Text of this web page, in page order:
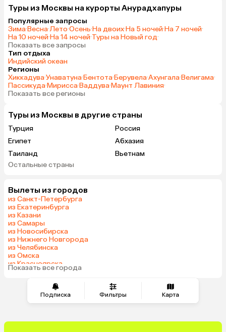
Подписка Фильтры Карта
Туры из Москвы на курорты Анурадхапуры
Популярные запросы
Зима·Весна·Лето·Осень·На двоих·На 5 ночей·На 7 ночей·
На 10 ночей·На 14 ночей·Туры на Новый год·
Показать все запросы
Тип отдыха
Индийский океан
Регионы
Хиккадува·Унаватуна·Бентота·Берувела·Ахунгала·Велигама·
Пассикуда·Мирисса·Ваддува·Маунт Лавиния·
Показать все регионы
Туры из Москвы в другие страны
Турция
Россия
Египет
Абхазия
Таиланд
Вьетнам
ОАЭ
Сейшелы
Маврикий
Кипр
Марокко
Гонконг
Куба
Остальные страны
Вылеты из городов
из Санкт-Петербурга
из Екатеринбурга
из Казани
из Самары
из Новосибирска
из Нижнего Новгорода
из Челябинска
из Омска
из Красноярска
из Волгограда
Показать все города